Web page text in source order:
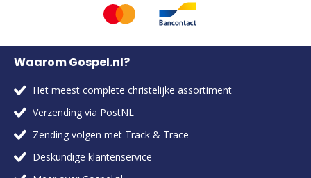
Waarom Gospel.nl?
Het meest complete christelijke assortiment
Verzending via PostNL
Zending volgen met Track & Trace
Deskundige klantenservice